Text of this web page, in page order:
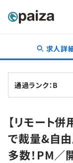
転職・キャリア
転職成功ガイド
転職エージェント
インタビュー
転職成功ガイド
新卒就活
求人検索
本選考
学習
求人詳
通過ランク：B
【リモート
で裁量&自
多数！PM／